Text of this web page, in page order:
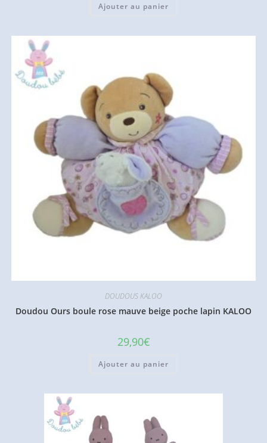
Ajouter au panier
DOUDOUS KALOO
Doudou Ours boule rose mauve beige poche lapin KALOO
29,90€
Ajouter au panier